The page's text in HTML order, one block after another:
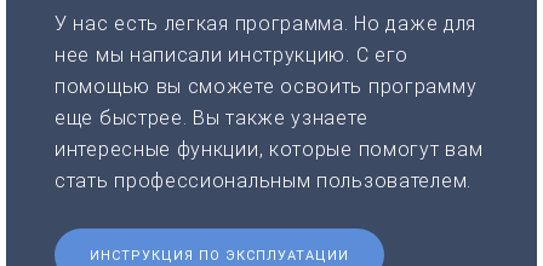
У нас есть легкая программа. Но даже для
нее мы написали инструкцию. С его
помощью вы сможете освоить программу
еще быстрее. Вы также узнаете
интересные функции, которые помогут вам
стать профессиональным пользователем.
ИНСТРУКЦИЯ ПО ЭКСПЛУАТАЦИИ